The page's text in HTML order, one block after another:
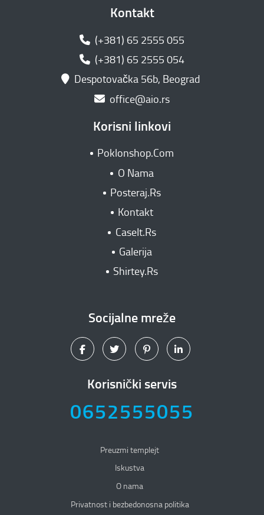
Kontakt
(+381) 65 2555 055
(+381) 65 2555 054
Despotovačka 56b, Beograd
office@aio.rs
Korisni linkovi
Poklonshop.Com
O Nama
Posteraj.Rs
Kontakt
CaseIt.Rs
Galerija
Shirtey.Rs
Socijalne mreže
Korisnički servis
0652555055
Preuzmi templejt
Iskustva
O nama
Privatnost i bezbedonosna politika
Privatnost i bezbedonosna politika